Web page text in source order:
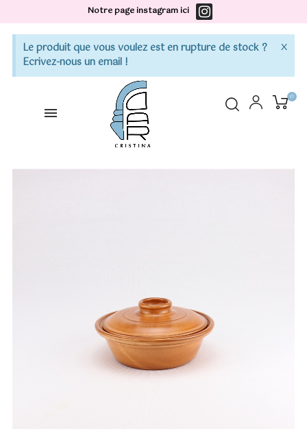
Notre page instagram ici
Le produit que vous voulez est en rupture de stock ?
Ecrivez-nous un email !
×
0